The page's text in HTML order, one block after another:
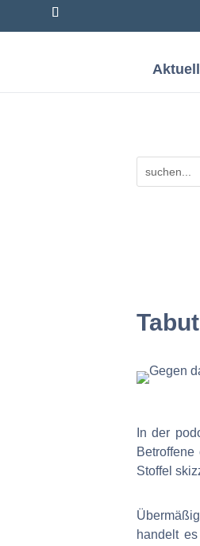
In der
Stoffel
handelt